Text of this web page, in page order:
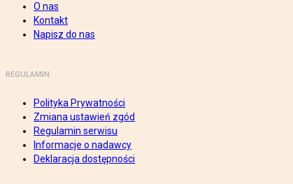
O nas
Kontakt
Napisz do nas
REGULAMIN
Polityka Prywatności
Zmiana ustawień zgód
Regulamin serwisu
Informacje o nadawcy
Deklaracja dostępności